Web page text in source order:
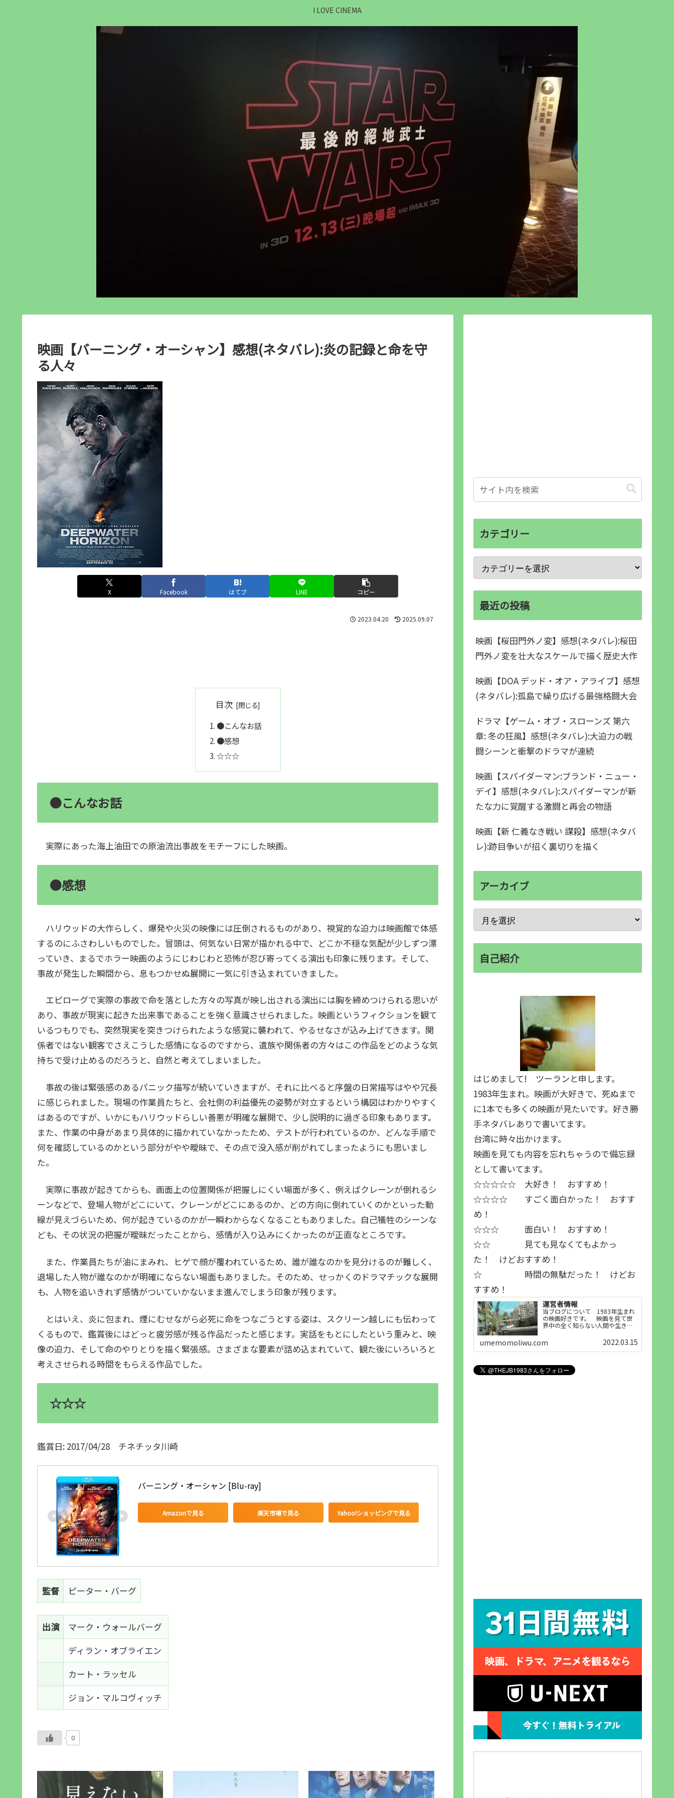
I LOVE CINEMA
映画【バーニング・オーシャン】感想(ネタバレ):炎の記録と命を守
る人々
X Facebook はてブ LINE コピー
2023.04.20 2025.09.07
目次
●こんなお話
●感想
☆☆☆
●こんなお話
実際にあった海上油田での原油流出事故をモチーフにした映画。
●感想
ハリウッドの大作らしく、爆発や火災の映像には圧倒されるものがあり、視覚的な迫力は映画館で体感
するのにふさわしいものでした。冒頭は、何気ない日常が描かれる中で、どこか不穏な気配が少しずつ漂
っていき、まるでホラー映画のようにじわじわと恐怖が忍び寄ってくる演出も印象に残ります。そして、
事故が発生した瞬間から、息もつかせぬ展開に一気に引き込まれていきました。
エピローグで実際の事故で命を落とした方々の写真が映し出される演出には胸を締めつけられる思いが
あり、事故が現実に起きた出来事であることを強く意識させられました。映画というフィクションを観て
いるつもりでも、突然現実を突きつけられたような感覚に襲われて、やるせなさが込み上げてきます。関
係者ではない観客でさえこうした感情になるのですから、遺族や関係者の方々はこの作品をどのような気
持ちで受け止めるのだろうと、自然と考えてしまいました。
事故の後は緊張感のあるパニック描写が続いていきますが、それに比べると序盤の日常描写はやや冗長
に感じられました。現場の作業員たちと、会社側の利益優先の姿勢が対立するという構図はわかりやすく
はあるのですが、いかにもハリウッドらしい善悪が明確な展開で、少し説明的に過ぎる印象もあります。
また、作業の中身があまり具体的に描かれていなかったため、テストが行われているのか、どんな手順で
何を確認しているのかという部分がやや曖昧で、その点で没入感が削がれてしまったようにも思いまし
た。
実際に事故が起きてからも、画面上の位置関係が把握しにくい場面が多く、例えばクレーンが倒れるシ
ーンなどで、登場人物がどこにいて、クレーンがどこにあるのか、どの方向に倒れていくのかといった動
線が見えづらいため、何が起きているのかが一瞬わからなくなることもありました。自己犠牲のシーンな
ども、その状況の把握が曖昧だったことから、感情が入り込みにくかったのが正直なところです。
また、作業員たちが油にまみれ、ヒゲで顔が覆われているため、誰が誰なのかを見分けるのが難しく、
退場した人物が誰なのかが明確にならない場面もありました。そのため、せっかくのドラマチックな展開
も、人物を追いきれず感情がついていかないまま進んでしまう印象が残ります。
とはいえ、炎に包まれ、煙にむせながら必死に命をつなごうとする姿は、スクリーン越しにも伝わって
くるもので、鑑賞後にはどっと疲労感が残る作品だったと感じます。実話をもとにしたという重みと、映
像の迫力、そして命のやりとりを描く緊張感。さまざまな要素が詰め込まれていて、観た後にいろいろと
考えさせられる時間をもらえる作品でした。
☆☆☆
鑑賞日: 2017/04/28 チネチッタ川崎
バーニング・オーシャン [Blu-ray]
Amazonで見る 楽天市場で見る Yahoo!ショッピングで見る
監督 ピーター・バーグ
出演
マーク・ウォールバーグ
ディラン・オブライエン
カート・ラッセル
ジョン・マルコヴィッチ
0
カテゴリー
最近の投稿
映画【桜田門外ノ変】感想(ネタバレ):桜田
門外ノ変を壮大なスケールで描く歴史大作
映画【DOA デッド・オア・アライブ】感想
(ネタバレ):孤島で繰り広げる最強格闘大会
ドラマ【ゲーム・オブ・スローンズ 第六
章: 冬の狂風】感想(ネタバレ):大迫力の戦
闘シーンと衝撃のドラマが連続
映画【スパイダーマン:ブランド・ニュー・
デイ】感想(ネタバレ):スパイダーマンが新
たな力に覚醒する激闘と再会の物語
映画【新 仁義なき戦い 謀殺】感想(ネタバ
レ):跡目争いが招く裏切りを描く
アーカイブ
自己紹介
はじめまして! ツーランと申します。
1983年生まれ。映画が大好きで、死ぬまで
に1本でも多くの映画が見たいです。好き勝
手ネタバレありで書いてます。
台湾に時々出かけます。
映画を見ても内容を忘れちゃうので備忘録
として書いてます。
☆☆☆☆☆ 大好き！ おすすめ！
☆☆☆☆ すごく面白かった！ おすす
め！
☆☆☆ 面白い！ おすすめ！
☆☆ 見ても見なくてもよかっ
た！ けどおすすめ！
☆ 時間の無駄だった！ けどお
すすめ！
運営者情報
当ブログについて 1983年生まれ
の映画好きです。 映画を見て世
界中の全く知らない人間や生き物
世界知らない世界に触れることが
好きで映画を見てます。「映画を
見られれば幸福度を高い」とわか
umemomoliwu.com 2022.03.15